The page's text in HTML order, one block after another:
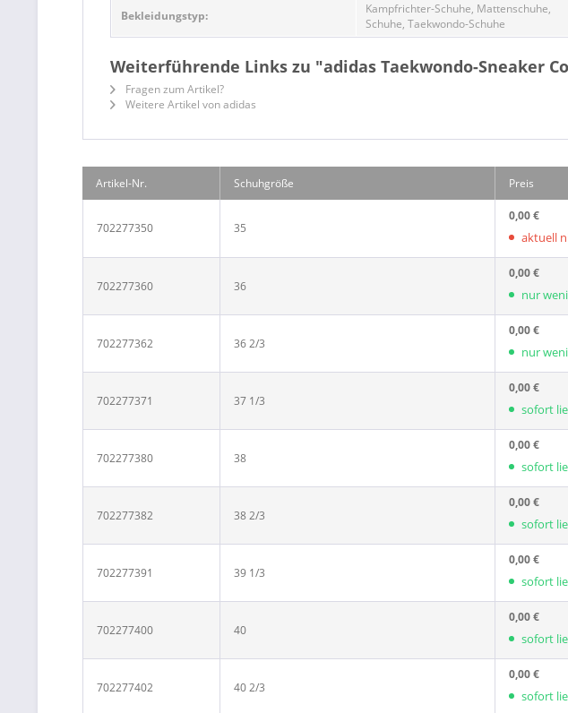
Bekleidungstyp:
Kampfrichter-Schuhe, Mattenschuhe,
Schuhe, Taekwondo-Schuhe
Weiterführende Links zu "adidas Taekwondo-Sneaker
Fragen zum Artikel?
Weitere Artikel von adidas
Artikel-Nr. Schuhgröße Preis
702277350 35
0,00 €
aktuell
702277360 36
0,00 €
nur
702277362 36 2/3
0,00 €
nur
702277371 37 1/3
0,00 €
sofort
702277380 38
0,00 €
sofort
702277382 38 2/3
0,00 €
sofort
702277391 39 1/3
0,00 €
sofort
702277400 40
0,00 €
sofort
702277402 40 2/3
0,00 €
sofort